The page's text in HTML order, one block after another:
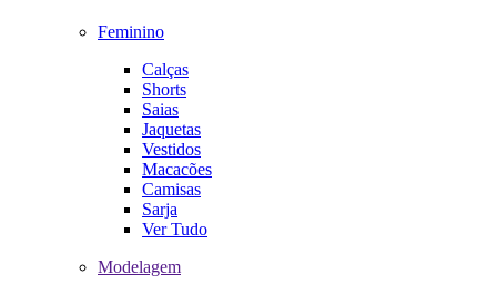
Feminino
Calças
Shorts
Saias
Jaquetas
Vestidos
Macacões
Camisas
Sarja
Ver Tudo
Modelagem